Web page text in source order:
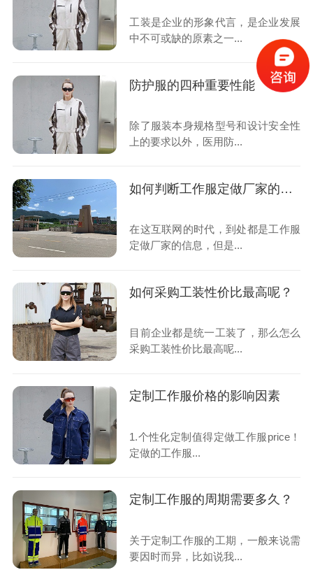
工装是企业的形象代言，是企业发展
中不可或缺的原素之一...
防护服的四种重要性能
除了服装本身规格型号和设计安全性
上的要求以外，医用防...
如何判断工作服定做厂家的资质?
在这互联网的时代，到处都是工作服
定做厂家的信息，但是...
如何采购工装性价比最高呢？
目前企业都是统一工装了，那么怎么
采购工装性价比最高呢...
定制工作服价格的影响因素
1.个性化定制值得定做工作服price！
定做的工作服...
定制工作服的周期需要多久？
关于定制工作服的工期，一般来说需
要因时而异，比如说我...